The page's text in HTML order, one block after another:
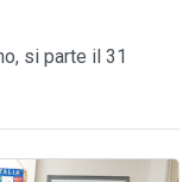
si parte il 31